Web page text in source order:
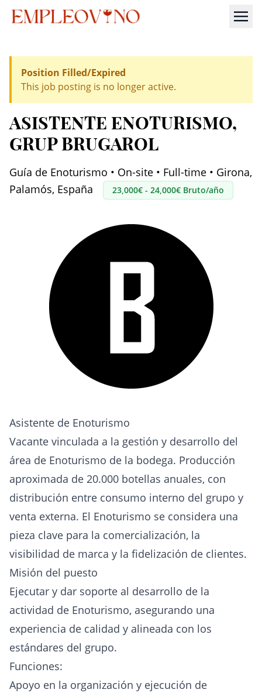
Position Filled/Expired
This job posting is no longer active.
ASISTENTE ENOTURISMO,
GRUP BRUGAROL
Guía de Enoturismo • On-site • Full-time • Girona,
Palamós, España
23,000€ - 24,000€ Bruto/año
Asistente de Enoturismo
Vacante vinculada a la gestión y desarrollo del
área de Enoturismo de la bodega. Producción
aproximada de 20.000 botellas anuales, con
distribución entre consumo interno del grupo y
venta externa. El Enoturismo se considera una
pieza clave para la comercialización, la
visibilidad de marca y la fidelización de clientes.
Misión del puesto
Ejecutar y dar soporte al desarrollo de la
actividad de Enoturismo, asegurando una
experiencia de calidad y alineada con los
estándares del grupo.
Funciones:
Apoyo en la organización y ejecución de